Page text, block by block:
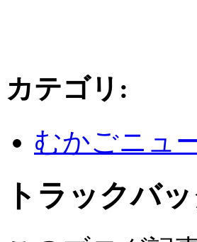
カテゴリ :
むかごニュ
トラックバ